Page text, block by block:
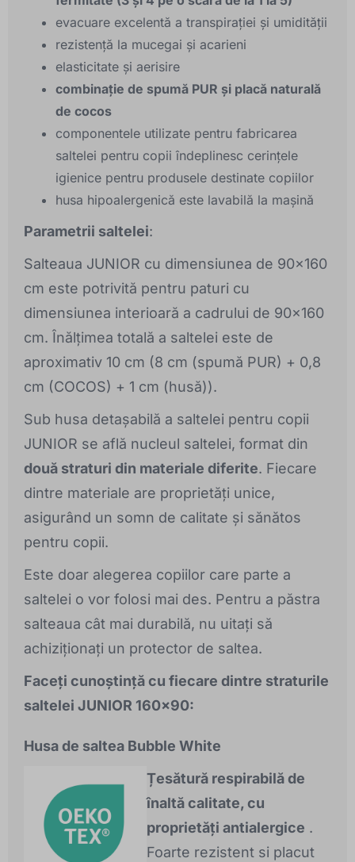
evacuare excelentă a transpirației și umidității
rezistență la mucegai și acarieni
elasticitate și aerisire
combinație de spumă PUR și placă naturală
de cocos
componentele utilizate pentru fabricarea
saltelei pentru copii îndeplinesc cerințele
igienice pentru produsele destinate copiilor
husa hipoalergenică este lavabilă la mașină
Parametrii saltelei:
Salteaua JUNIOR cu dimensiunea de 90x160
cm este potrivită pentru paturi cu
dimensiunea interioară a cadrului de 90x160
cm. Înălțimea totală a saltelei este de
aproximativ 10 cm (8 cm (spumă PUR) + 0,8
cm (COCOS) + 1 cm (husă)).
Sub husa detașabilă a saltelei pentru copii
JUNIOR se află nucleul saltelei, format din
două straturi din materiale diferite. Fiecare
dintre materiale are proprietăți unice,
asigurând un somn de calitate și sănătos
pentru copii.
Este doar alegerea copiilor care parte a
saltelei o vor folosi mai des. Pentru a păstra
salteaua cât mai durabilă, nu uitați să
achiziționați un protector de saltea.
Faceți cunoștință cu fiecare dintre straturile
saltelei JUNIOR 160x90:
Husa de saltea Bubble White
Țesătură respirabilă de
înaltă calitate, cu
proprietăți antialergice .
Foarte rezistent si placut